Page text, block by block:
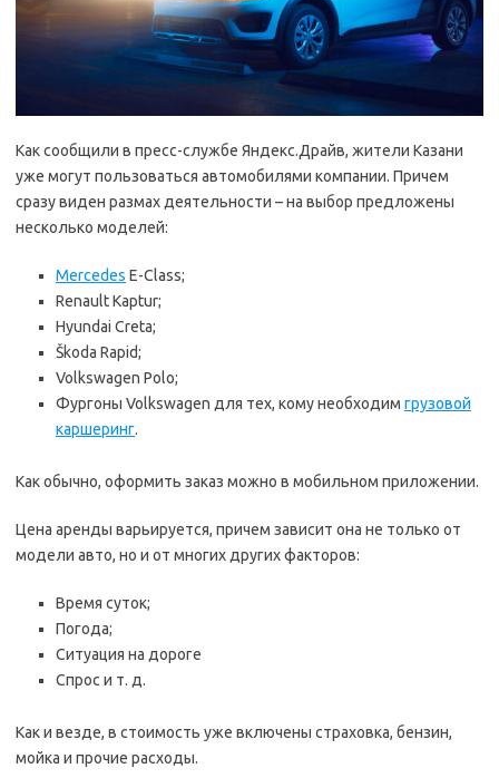
Как сообщили в пресс-службе Яндекс.Драйв, жители Казани
уже могут пользоваться автомобилями компании. Причем
сразу виден размах деятельности – на выбор предложены
несколько моделей:
Mercedes E-Class;
Renault Kaptur;
Hyundai Creta;
Škoda Rapid;
Volkswagen Polo;
Фургоны Volkswagen для тех, кому необходим грузовой
каршеринг.
Как обычно, оформить заказ можно в мобильном приложении.
Цена аренды варьируется, причем зависит она не только от
модели авто, но и от многих других факторов:
Время суток;
Погода;
Ситуация на дороге
Спрос и т. д.
Как и везде, в стоимость уже включены страховка, бензин,
мойка и прочие расходы.